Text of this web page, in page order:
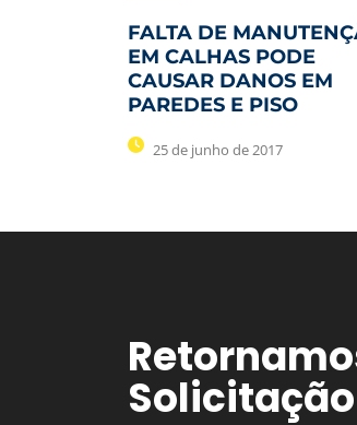
FALTA DE
EM CALHAS PODE
CAUSAR DANOS EM
PAREDES E PISO
25 de junho de 2017
Solicitação